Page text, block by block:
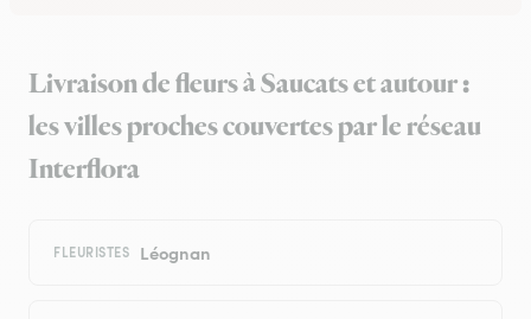
Livraison de fleurs à Saucats et autour :
les villes proches couvertes par le réseau
Interflora
FLEURISTES Léognan